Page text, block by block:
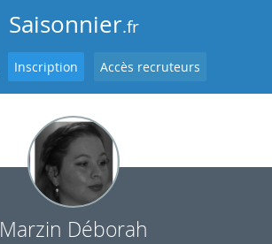
Saisonnier.fr
Inscription Accès recruteurs
Marzin Déborah